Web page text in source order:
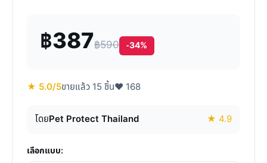
฿387฿590 -34%
★ 5.0/5ขายแล้ว 15 ชิ้น♥ 168
โดยPet Protect Thailand ★ 4.9
เลือกแบบ: